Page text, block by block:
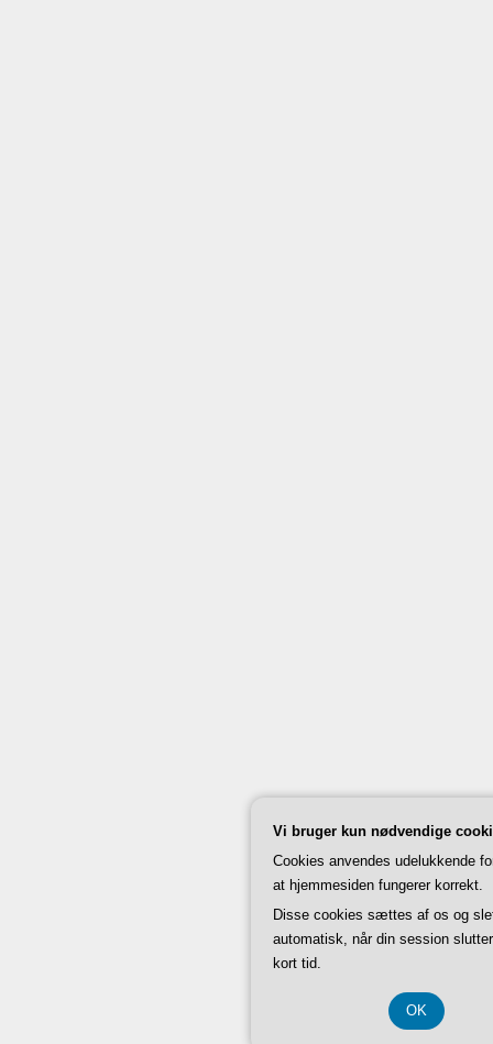
Vi bruger kun nødvendige
Cookies anvendes udelukkende
at hjemmesiden fungerer korrekt.
Disse cookies sættes af os og
automatisk, når din session
kort tid.
OK